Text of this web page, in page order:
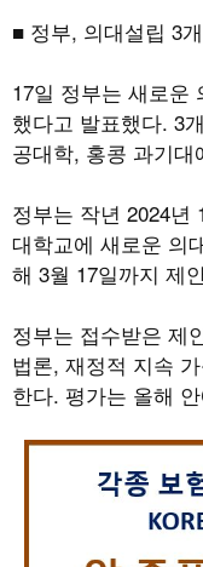
■ 정부, 의대설립 3
17일 정부는 새로운
했다고 발표했다. 3
공대학, 홍콩 과기대
정부는 작년 2024년
대학교에 새로운 의
해 3월 17일까지 제
정부는 접수받은 제
법론, 재정적 지속
한다. 평가는 올해